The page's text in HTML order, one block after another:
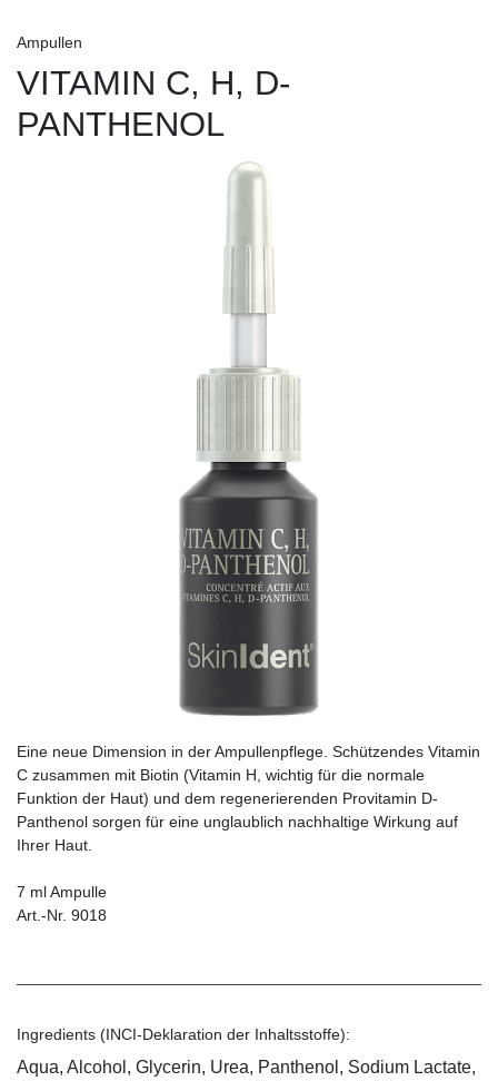
Ampullen
VITAMIN C, H, D-
PANTHENOL
Eine neue Dimension in der Ampullenpflege. Schützendes Vitamin
C zusammen mit Biotin (Vitamin H, wichtig für die normale
Funktion der Haut) und dem regenerierenden Provitamin D-
Panthenol sorgen für eine unglaublich nachhaltige Wirkung auf
Ihrer Haut.
7 ml Ampulle
Art.-Nr. 9018
Ingredients (INCI-Deklaration der Inhaltsstoffe):
Aqua, Alcohol, Glycerin, Urea, Panthenol, Sodium Lactate,